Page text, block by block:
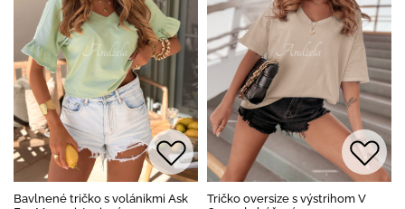
Bavlnené tričko s volánikmi Ask
Tričko oversize s výstrihom V